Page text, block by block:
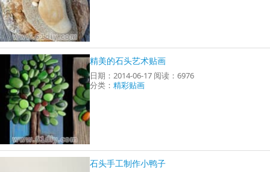
精美的石头艺术贴画
日期：2014-06-17 阅读：6976
分类：精彩贴画
石头手工制作小鸭子